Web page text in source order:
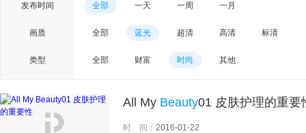
发布时间 全部 一天 一周 一月
画质 全部 蓝光 超清 高清 标清
类型 全部 财富 时尚 其他
All My Beauty01 皮肤护理的重要
时 间： 2016-01-22